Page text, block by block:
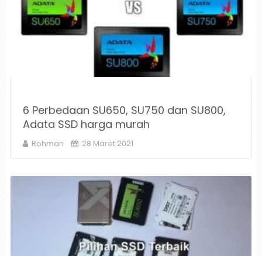
6 Perbedaan SU650, SU750 dan SU800,
Adata SSD harga murah
Rohman 28 Maret 2021